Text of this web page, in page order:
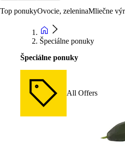
Top ponukyOvocie, zeleninaMliečne
Špeciálne ponuky
Špeciálne ponuky
All Offers